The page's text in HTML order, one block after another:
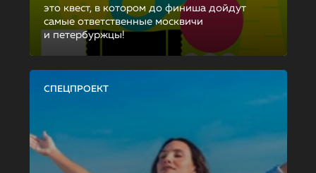
это квест, в котором до финиша дойдут
самые ответственные москвичи
и петербуржцы!
СПЕЦПРОЕКТ